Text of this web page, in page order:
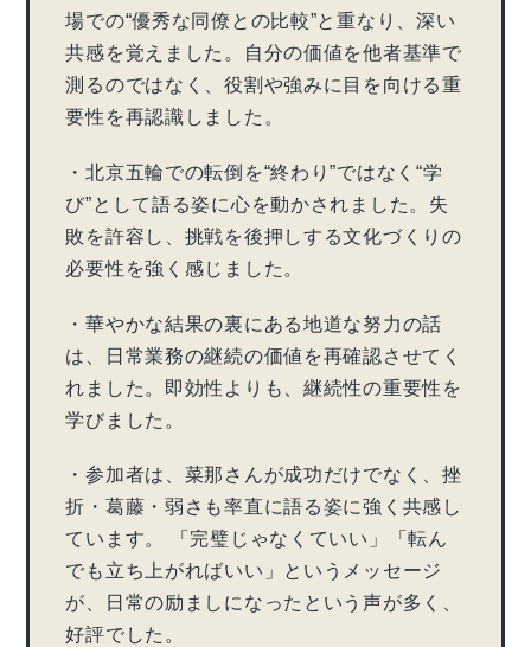
場での“優秀な同僚との比較”と重なり、深い
共感を覚えました。自分の価値を他者基準で
測るのではなく、役割や強みに目を向ける重
要性を再認識しました。
・北京五輪での転倒を“終わり”ではなく“学
び”として語る姿に心を動かされました。失
敗を許容し、挑戦を後押しする文化づくりの
必要性を強く感じました。
・華やかな結果の裏にある地道な努力の話
は、日常業務の継続の価値を再確認させてく
れました。即効性よりも、継続性の重要性を
学びました。
・参加者は、菜那さんが成功だけでなく、挫
折・葛藤・弱さも率直に語る姿に強く共感し
ています。 「完璧じゃなくていい」「転ん
でも立ち上がればいい」というメッセージ
が、日常の励ましになったという声が多く、
好評でした。